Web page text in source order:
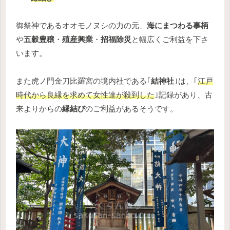
御祭神であるオオモノヌシの力の元、 海にまつわる事柄
や五穀豊穣 ・ 殖産興業 ・ 招福除災 と幅広くご利益を下さ
います。
また虎ノ門金刀比羅宮の境内社である｢結神社 ｣は、｢江戸
時代から良縁を求めて女性達が殺到した ｣記録があり、古
来よりからの縁結びのご利益があるそうです。